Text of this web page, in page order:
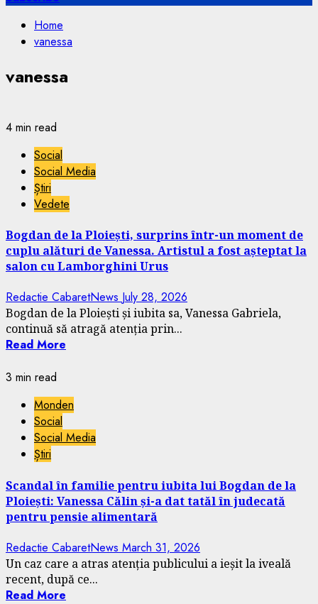
Home
vanessa
vanessa
4 min read
Social
Social Media
Știri
Vedete
Bogdan de la Ploiești, surprins într-un moment de
cuplu alături de Vanessa. Artistul a fost așteptat la
salon cu Lamborghini Urus
Redactie CabaretNews July 28, 2026
Bogdan de la Ploiești și iubita sa, Vanessa Gabriela,
continuă să atragă atenția prin...
Read More
3 min read
Monden
Social
Social Media
Știri
Scandal în familie pentru iubita lui Bogdan de la
Ploiești: Vanessa Călin și-a dat tatăl în judecată
pentru pensie alimentară
Redactie CabaretNews March 31, 2026
Un caz care a atras atenția publicului a ieșit la iveală
recent, după ce...
Read More